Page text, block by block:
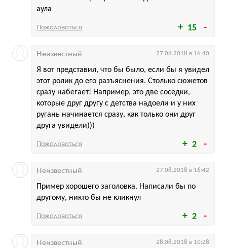
15
аула
Пожаловаться
2
Я вот представил, что бы было, если бы я увидел
этот ролик до его разъяснения. Столько сюжетов
сразу набегает! Например, это две соседки,
которые друг другу с детства надоели и у них
ругань начинается сразу, как только они друг
друга увидели)))
Неизвестный 27.08.2018 в 16:40
Пожаловаться
2
Пример хорошего заголовка. Написали бы по
другому, никто бы не кликнул
Неизвестный 27.08.2018 в 16:42
Пожаловаться
Неизвестный 28.08.2018 в 10:28